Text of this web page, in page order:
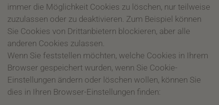
immer die Möglichkeit Cookies zu löschen, nur teilweise
zuzulassen oder zu deaktivieren. Zum Beispiel können
Sie Cookies von Drittanbietern blockieren, aber alle
anderen Cookies zulassen.
Wenn Sie feststellen möchten, welche Cookies in Ihrem
Browser gespeichert wurden, wenn Sie Cookie-
Einstellungen ändern oder löschen wollen, können Sie
dies in Ihren Browser-Einstellungen finden: